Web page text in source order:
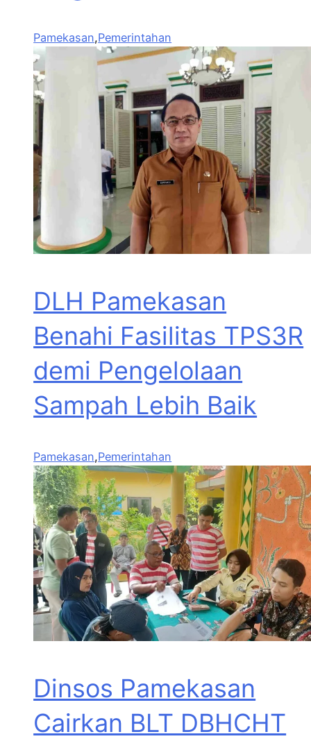
Pamekasan,Pemerintahan
DLH Pamekasan
Benahi Fasilitas TPS3R
demi Pengelolaan
Sampah Lebih Baik
Pamekasan,Pemerintahan
Dinsos Pamekasan
Cairkan BLT DBHCHT